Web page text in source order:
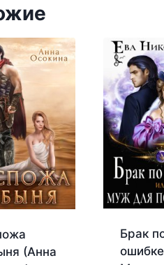
(Анна
Брак